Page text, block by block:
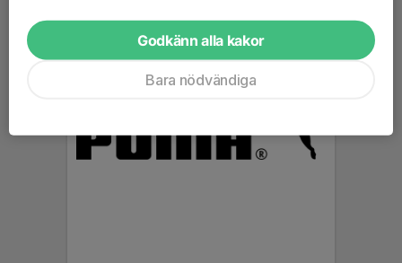
Godkänn alla kakor
Bara nödvändiga